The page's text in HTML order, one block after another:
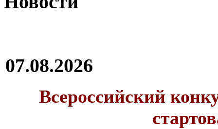
07.08.2026
Всероссийский